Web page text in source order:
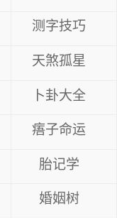
测字技巧
天煞孤星
卜卦大全
痦子命运
胎记学
婚姻树